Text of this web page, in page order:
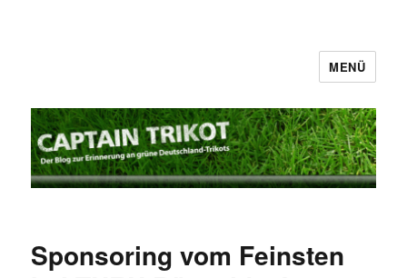
MENÜ
Sponsoring vom Feinsten